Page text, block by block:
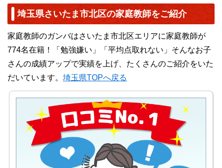
埼玉県さいたま市北区の家庭教師をご紹介
家庭教師のガンバはさいたま市北区エリアに家庭教師が
774名在籍！「勉強嫌い」「平均点取れない」そんなお子
さんの成績アップで実績を上げ、たくさんのご紹介をいた
だいています。 埼玉県TOPへ戻る